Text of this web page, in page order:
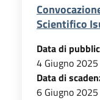
Scientifico
Data di
4 Giugno 2025
Data di
6 Giugno 2025